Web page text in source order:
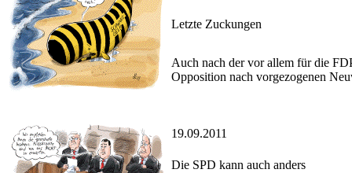
Letzte Zuckungen
Auch nach der vor allem für die
Opposition nach vorgezogenen
19.09.2011
Die SPD kann auch anders